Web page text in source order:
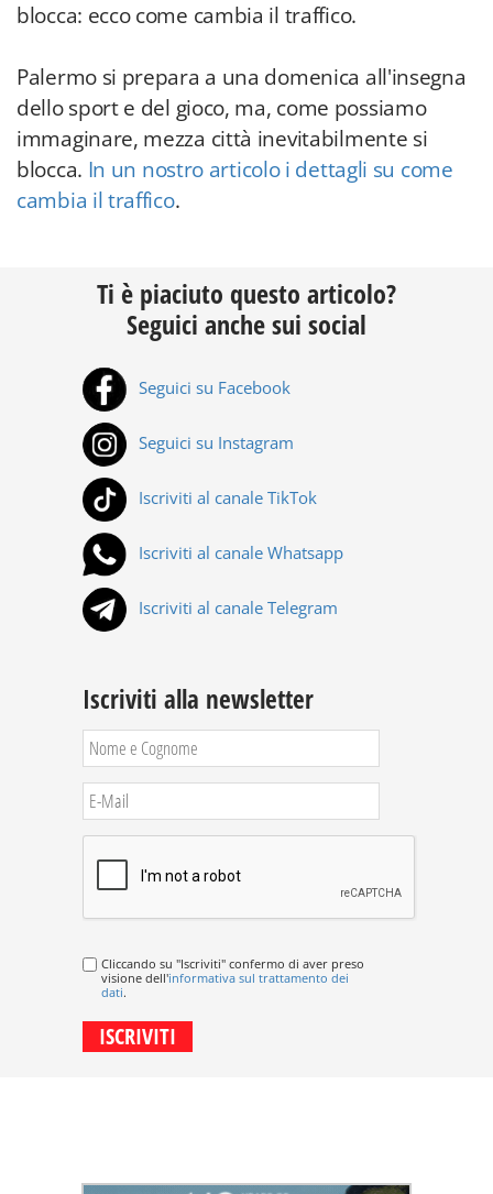
blocca: ecco come cambia il traffico.
Palermo si prepara a una domenica all'insegna
dello sport e del gioco, ma, come possiamo
immaginare, mezza città inevitabilmente si
blocca. In un nostro articolo i dettagli su come
cambia il traffico.
Ti è piaciuto questo articolo?
Seguici anche sui social
Seguici su Facebook
Seguici su Instagram
Iscriviti al canale TikTok
Iscriviti al canale Whatsapp
Iscriviti al canale Telegram
Iscriviti alla newsletter
Cliccando su "Iscriviti" confermo di aver preso
visione dell'informativa sul trattamento dei
dati.